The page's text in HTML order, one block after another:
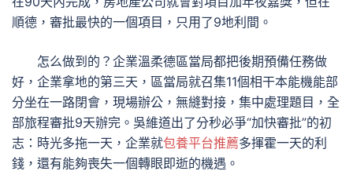
順德，審批最快的一個項目，只用了9地利間。
怎么做到的？企業溫柔德區當局都把後期預備任務做
好，企業拿地的第三天，區當局就召集11個相干本能機能部
分坐在一路閉會，現場辦公，無縫對接，集中處理題目，全
部旅程審批9天辦完。吳維道出了分秒必爭“加快審批”的初
志：時光多拖一天，企業就包養平台推薦多揮霍一天的利
錢，還有能夠喪失一個轉眼即逝的機遇。